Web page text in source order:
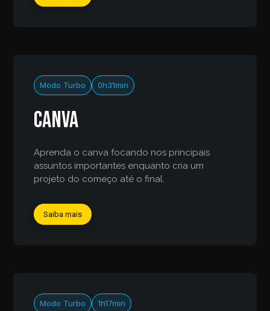
Modo Turbo 0h31min
Canva
Aprenda o canva focando nos principais
assuntos importantes enquanto cria um
projeto do começo até o final.
Saiba mais
Modo Turbo 1h17min